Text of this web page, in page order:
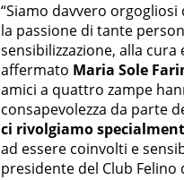
“Siamo davvero
la passione di tante
sensibilizzazione, alla
affermato Maria Sole
amici a quattro zampe
consapevolezza da parte
ci rivolgiamo
ad essere coinvolti e
presidente del Club Felino